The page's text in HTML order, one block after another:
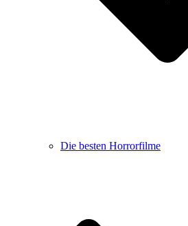
Die besten Horrorfilme